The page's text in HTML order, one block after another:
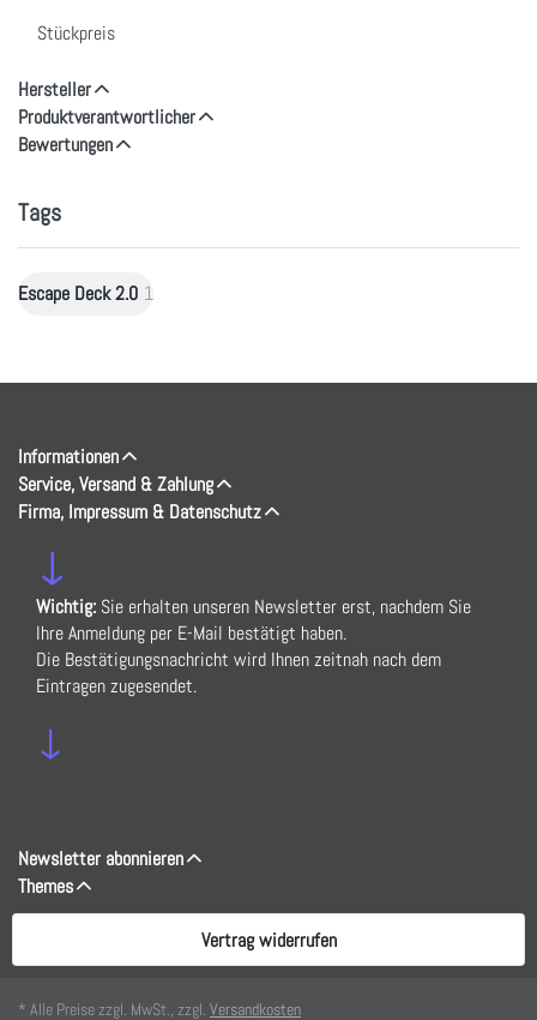
Stückpreis
Hersteller
Produktverantwortlicher
Bewertungen
Tags
Escape Deck 2.0 1
Informationen
Service, Versand & Zahlung
Firma, Impressum & Datenschutz
↓
Wichtig: Sie erhalten unseren Newsletter erst, nachdem Sie
Ihre Anmeldung per E-Mail bestätigt haben.
Die Bestätigungsnachricht wird Ihnen zeitnah nach dem
Eintragen zugesendet.
↓
Newsletter abonnieren
Themes
Vertrag widerrufen
* Alle Preise zzgl. MwSt., zzgl. Versandkosten